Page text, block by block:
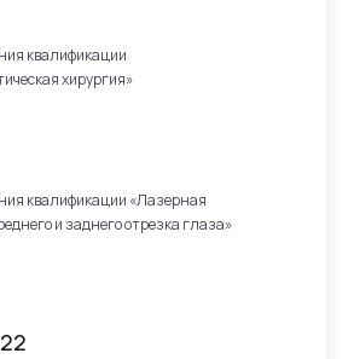
квалификации
хирургия»
квалификации «Лазерная
и заднего отрезка глаза»